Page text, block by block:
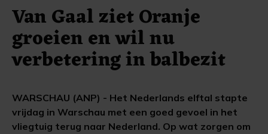
Van Gaal ziet Oranje
groeien en wil nu
verbetering in balbezit
WARSCHAU (ANP) - Het Nederlands elftal stapte
vrijdag in Warschau met een goed gevoel in het
vliegtuig terug naar Nederland. Op wat zorgen om